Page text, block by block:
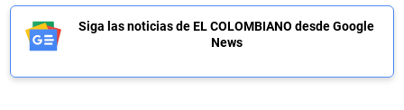
Siga las noticias de EL COLOMBIANO desde Google
News